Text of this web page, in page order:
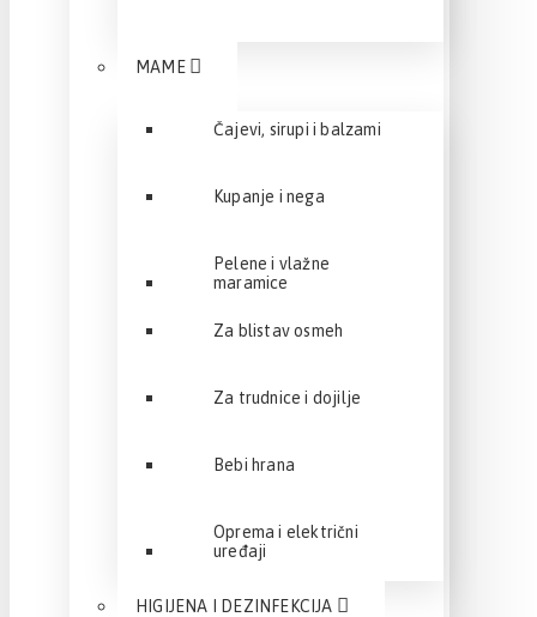
MAME
Čajevi, sirupi i balzami
Kupanje i nega
Pelene i vlažne
maramice
Za blistav osmeh
Za trudnice i dojilje
Bebi hrana
Oprema i električni
uređaji
HIGIJENA I DEZINFEKCIJA